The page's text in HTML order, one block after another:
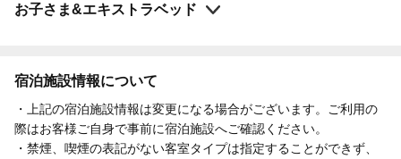
お子さま&エキストラベッド
宿泊施設情報について
・上記の宿泊施設情報は変更になる場合がございます。ご利用の
際はお客様ご自身で事前に宿泊施設へご確認ください。
・禁煙、喫煙の表記がない客室タイプは指定することができず、